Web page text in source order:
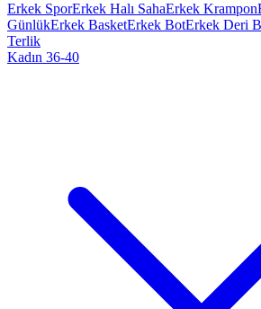
Erkek SporErkek Halı SahaErkek Krampon
GünlükErkek BasketErkek BotErkek Deri
Terlik
Kadın 36-40